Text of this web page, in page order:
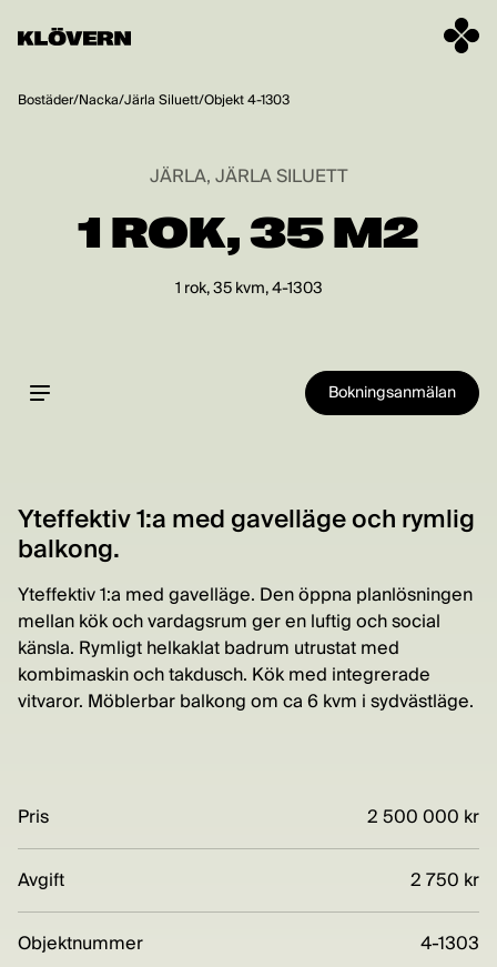
Bostäder/Nacka/Järla Siluett/Objekt 4-1303
JÄRLA, JÄRLA SILUETT
1 ROK, 35 M2
1 rok, 35 kvm, 4-1303
Bokningsanmälan
Yteffektiv 1:a med gavelläge och rymlig
balkong.
Yteffektiv 1:a med gavelläge. Den öppna planlösningen
mellan kök och vardagsrum ger en luftig och social
känsla. Rymligt helkaklat badrum utrustat med
kombimaskin och takdusch. Kök med integrerade
vitvaror. Möblerbar balkong om ca 6 kvm i sydvästläge.
Pris 2 500 000 kr
Avgift 2 750 kr
Objektnummer 4-1303